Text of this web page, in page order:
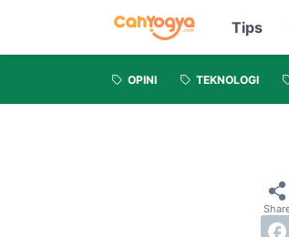
Tips
OPINI TEKNOLOGI